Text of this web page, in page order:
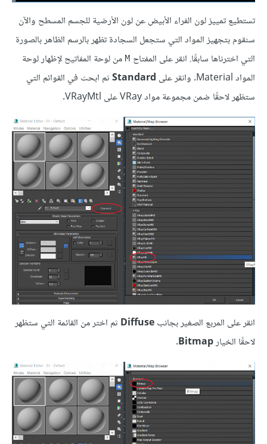
تستطيع تمييز لون الفراء الأبيض عن لون الأرضية للجسم المسطح والآن
سنقوم بتجهيز المواد التي ستجعل السجادة تظهر بالرسم الظاهر بالصورة
التي اخترناها سابقًا. انقر على المفتاح M من لوحة المفاتيح لإظهار لوحة
المواد Material. وانقر على
Standardثم ابحث في القوائم التي
ستظهر لاحقًا ضمن مجموعة مواد VRay على VRayMtl.
انقر على المربع الصغير بجانبDiffuse ثم اختر من القائمة التي ستظهر
لاحقًا الخيارBitmap
.